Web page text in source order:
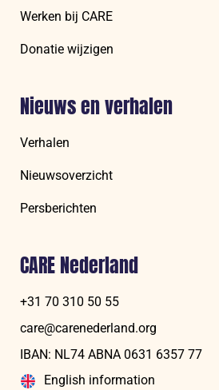
Werken bij CARE
Donatie wijzigen
Nieuws en verhalen
Verhalen
Nieuwsoverzicht
Persberichten
CARE Nederland
+31 70 310 50 55
care@carenederland.org
IBAN: NL74 ABNA 06‍31 6‍357‍ 77
English information